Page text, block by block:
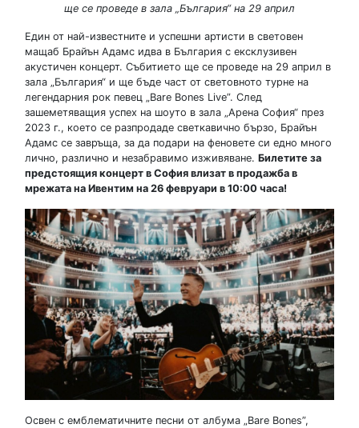
ще се проведе в зала „България“ на 29 април
Един от най-известните и успешни артисти в световен
мащаб Брайън Адамс идва в България с ексклузивен
акустичен концерт. Събитието ще се проведе на 29 април в
зала „България“ и ще бъде част от световното турне на
легендарния рок певец „Bare Bones Live”. След
зашеметяващия успех на шоуто в зала „Арена София“ през
2023 г., което се разпродаде светкавично бързо, Брайън
Адамс се завръща, за да подари на феновете си едно много
лично, различно и незабравимо изживяване. Билетите за
предстоящия концерт в София влизат в продажба в
мрежата на Ивентим на 26 февруари в 10:00 часа!
Освен с емблематичните песни oт албума „Bare Bones”,